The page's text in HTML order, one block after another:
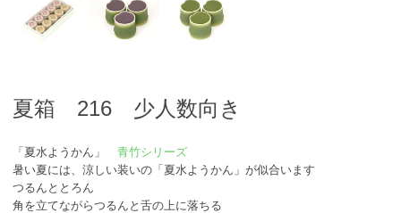
夏箱 216 少人数向き
「夏水ようかん」 青竹シリーズ
暑い夏には、涼しい装いの「夏水ようかん」が似合います
つるんととろん
角を立てながらつるんと舌の上に落ちる